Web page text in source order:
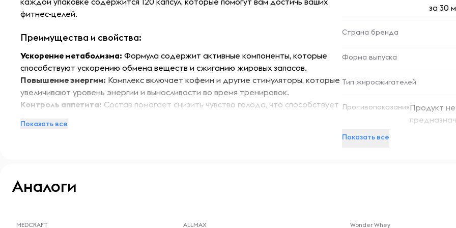
фитнес-целей.
Преимущества и свойства:
Ускорение метаболизма: Формула содержит активные компоненты, которые
способствуют ускорению обмена веществ и сжиганию жировых запасов.
Повышение энергии: Комплекс включает кофеин и другие стимуляторы, которые
увеличивают уровень энергии и выносливости во время тренировок.
Контроль аппетита: Состав помогает снизить чувство голода, что способствует
Улучшение физической работоспособности:
Особенности:
Показать все
за 30
Страна бренда
Форма выпуска
Тип жиросжигателей
ПротивопоказанияПродукт
Показать все
Аналоги
MEDCRAFT
ALLMAX
Wonder Whey